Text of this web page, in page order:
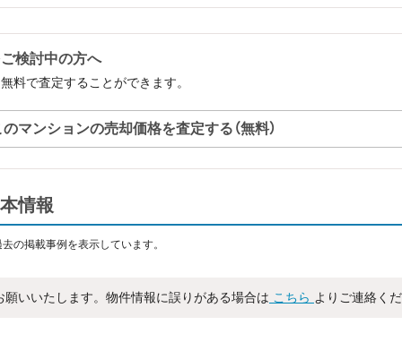
検討中の方へ
料で査定することができます。
のマンションの売却価格を査定する（無料）
情報
の掲載事例を表示しています。
いいたします。物件情報に誤りがある場合は こちら よりご連絡く